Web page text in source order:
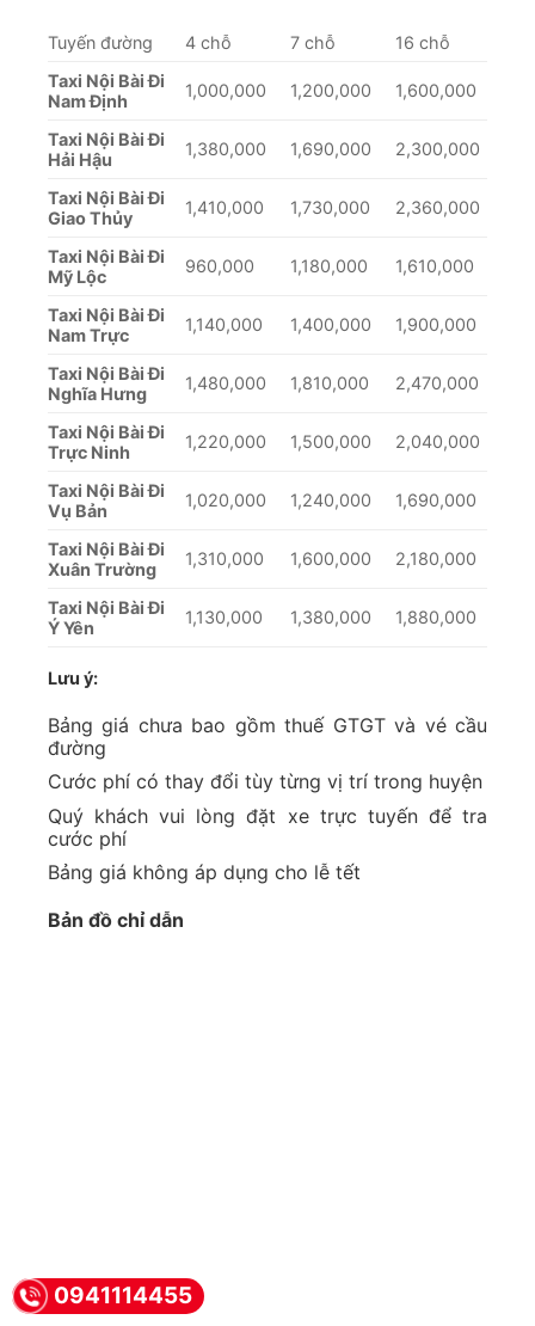
Tuyến đường 4 chỗ 7 chỗ
16 chỗ
Taxi Nội Bài Đi
Nam Định
1,000,000 1,200,000 1,600,000
Taxi Nội Bài Đi
Hải Hậu
1,380,000 1,690,000 2,300,000
Taxi Nội Bài Đi
Giao Thủy
1,410,000 1,730,000 2,360,000
Taxi Nội Bài Đi
Mỹ Lộc
960,000 1,180,000 1,610,000
Taxi Nội Bài Đi
Nam Trực
1,140,000 1,400,000 1,900,000
Taxi Nội Bài Đi
Nghĩa Hưng
1,480,000 1,810,000 2,470,000
Taxi Nội Bài Đi
Trực Ninh
1,220,000 1,500,000 2,040,000
Taxi Nội Bài Đi
Vụ Bản
1,020,000 1,240,000 1,690,000
Taxi Nội Bài Đi
Xuân Trường
1,310,000 1,600,000 2,180,000
Taxi Nội Bài Đi
Ý Yên
1,130,000 1,380,000 1,880,000
Lưu ý:
Bảng giá chưa bao gồm thuế GTGT và vé cầu
đường
Cước phí có thay đổi tùy từng vị trí trong huyện
Quý khách vui lòng đặt xe trực tuyến để tra
cước phí
Bảng giá không áp dụng cho lễ tết
Bản đồ chỉ dẫn
0941114455